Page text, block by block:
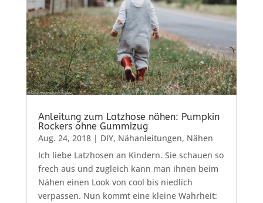
Anleitung zum Latzhose nähen: Pumpkin
Rockers ohne Gummizug
Aug. 24, 2018| DIY, Nähanleitungen, Nähen
Ich liebe Latzhosen an Kindern. Sie schauen so
frech aus und zugleich kann man ihnen beim
Nähen einen Look von cool bis niedlich
verpassen. Nun kommt eine kleine Wahrheit: